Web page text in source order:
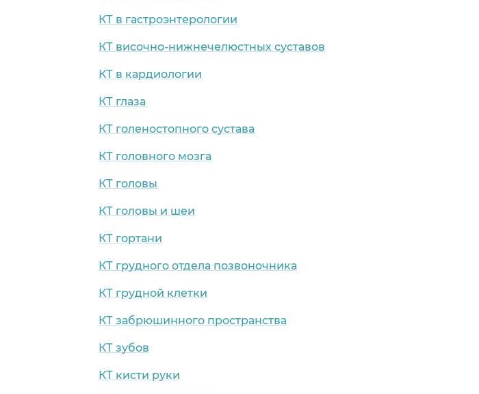
КТ в гастроэнтерологии
КТ височно-нижнечелюстных суставов
КТ в кардиологии
КТ глаза
КТ голеностопного сустава
КТ головного мозга
КТ головы
КТ головы и шеи
КТ гортани
КТ грудного отдела позвоночника
КТ грудной клетки
КТ забрюшинного пространства
КТ зубов
КТ кисти руки